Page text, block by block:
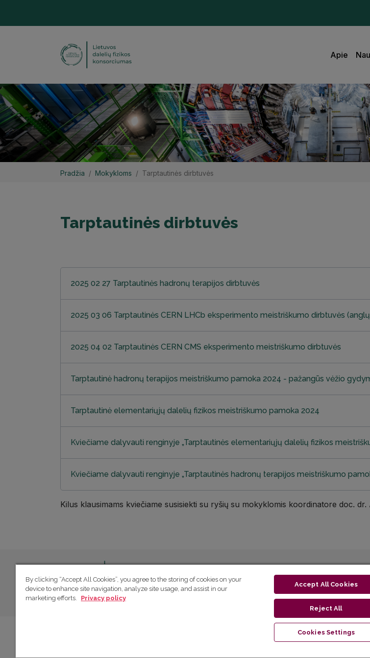
Apie
Pradžia Mokykloms Tarptautinės dirbtuvės
Tarptautinės dirbtuvės
2025 02 27 Tarptautinės hadronų terapijos dirbtuvės
2025 03 06 Tarptautinės CERN LHCb eksperimento meistriškumo dirbtuvės
2025 04 02 Tarptautinės CERN CMS eksperimento meistriškumo dirbtuvės
Tarptautinė hadronų terapijos meistriškumo pamoka 2024 - pažangūs vėžio
Tarptautinė elementariųjų dalelių fizikos meistriškumo pamoka 2024
Kviečiame dalyvauti renginyje „Tarptautinės elementariųjų dalelių fizikos
Kviečiame dalyvauti renginyje „Tarptautinės hadronų terapijos meistriškumo
Kilus klausimams kviečiame susisiekti su ryšių su mokyklomis koordinatore doc.
By clicking “Accept All Cookies”, you agree to the storing of cookies on your
device to enhance site navigation, analyze site usage, and assist in our
marketing efforts.
Privacy policy
Accept All Cookies
Reject All
Cookies Settings